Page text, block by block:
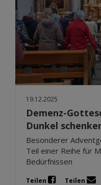
19.12.2025
Demenz-
Dunkel
Besonderer
Teil einer Reihe für
Bedürfnissen
Teilen Teilen